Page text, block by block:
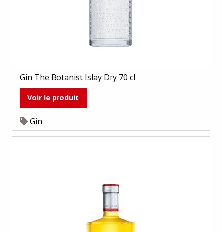
Gin The Botanist Islay Dry 70 cl
Voir le produit
Gin